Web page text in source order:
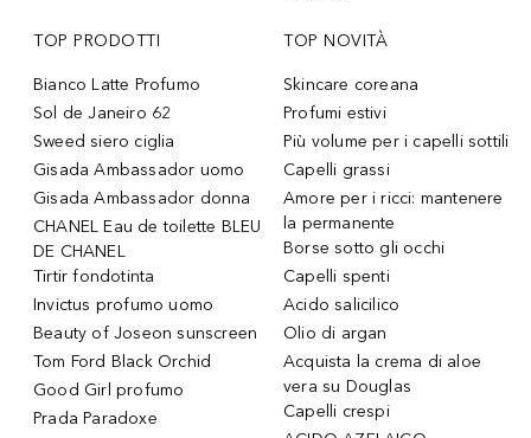
TOP PRODOTTI
Bianco Latte Profumo
Sol de Janeiro 62
Sweed siero ciglia
Gisada Ambassador uomo
Gisada Ambassador donna
CHANEL Eau de toilette BLEU
DE CHANEL
Tirtir fondotinta
Invictus profumo uomo
Beauty of Joseon sunscreen
Tom Ford Black Orchid
Good Girl profumo
Prada Paradoxe
TOP NOVITÀ
Skincare coreana
Profumi estivi
Più volume per i capelli sottili
Capelli grassi
Amore per i ricci: mantenere
la permanente
Borse sotto gli occhi
Capelli spenti
Acido salicilico
Olio di argan
Acquista la crema di aloe
vera su Douglas
Capelli crespi